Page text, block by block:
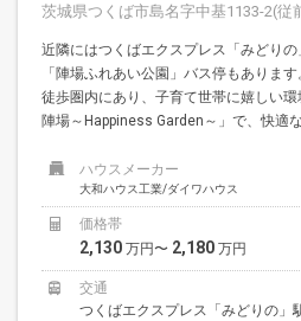
茨城県つくば市島名字中基1133-2(従
近隣にはつくばエクスプレス「みどり
「陣場ふれあい公園」バス停もありま
徒歩圏内にあり、子育て世帯に嬉しい
陣場～Happiness Garden～」で、快適
ハウスメーカー
大和ハウス工業/ダイワハウス
価格帯
2,130 万円〜 2,180 万円
交通
つくばエクスプレス「みどりの」